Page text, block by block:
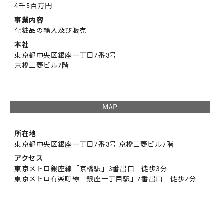
4千5百万円
事業内容
化粧品の輸入及び販売
本社
東京都中央区銀座一丁目7番3号
京橋三菱ビル7階
MAP
所在地
東京都中央区銀座一丁目7番3号 京橋三菱ビル7階
アクセス
東京メトロ銀座線「京橋駅」3番出口 徒歩3分
東京メトロ有楽町線「銀座一丁目駅」7番出口 徒歩2分